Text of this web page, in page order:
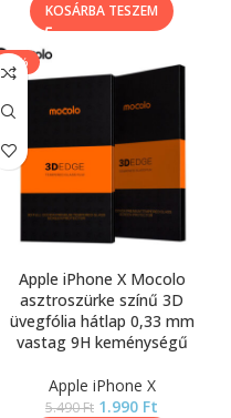
KOSÁRBA TESZEM
-64%
Apple iPhone X Mocolo
asztroszürke színű 3D
üvegfólia hátlap 0,33 mm
vastag 9H keménységű
Apple iPhone X
5.490Ft 1.990 Ft